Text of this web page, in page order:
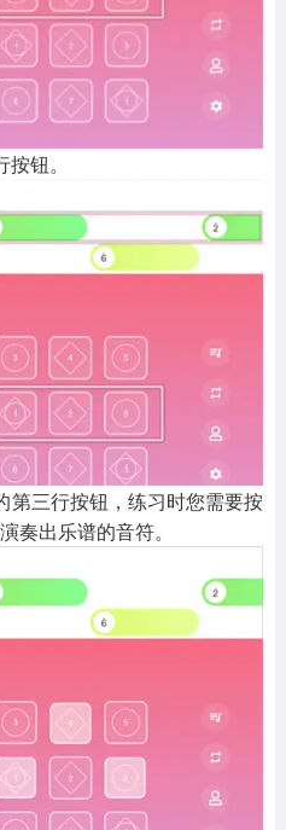
钮。
第三行按钮，练习时您需要按
奏出乐谱的音符。